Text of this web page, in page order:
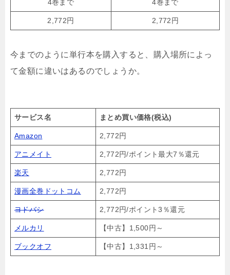
4巻まで 4巻まで
2,772円 2,772円
今までのように単行本を購入すると、購入場所によっ
て金額に違いはあるのでしょうか。
サービス名 まとめ買い価格(税込)
Amazon 2,772円
アニメイト 2,772円/ポイント最大7％還元
楽天 2,772円
漫画全巻ドットコム 2,772円
ヨドバシ 2,772円/ポイント3％還元
メルカリ 【中古】1,500円～
ブックオフ 【中古】1,331円～